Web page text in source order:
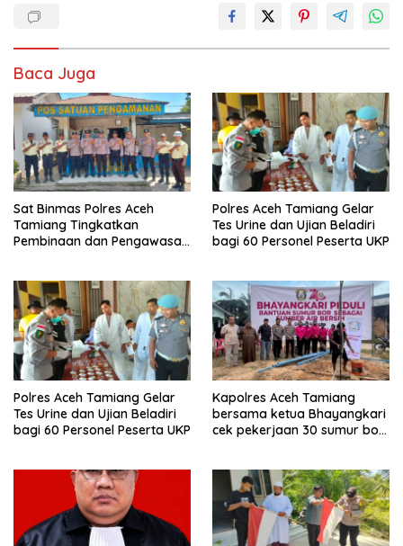
Baca Juga
Sat Binmas Polres Aceh
Tamiang Tingkatkan
Pembinaan dan Pengawasan
Polres Aceh Tamiang Gelar
Tes Urine dan Ujian Beladiri
bagi 60 Personel Peserta UKP
Polres Aceh Tamiang Gelar
Tes Urine dan Ujian Beladiri
bagi 60 Personel Peserta UKP
Kapolres Aceh Tamiang
bersama ketua Bhayangkari
cek pekerjaan 30 sumur bor